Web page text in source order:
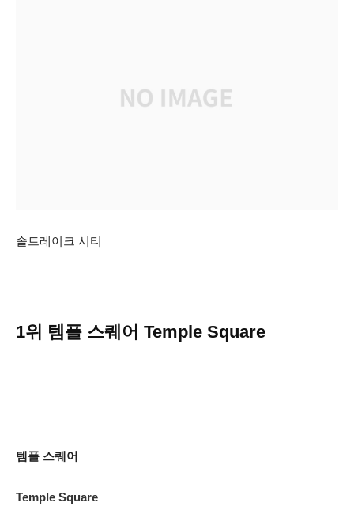
솔트레이크 시티
1위 템플 스퀘어 Temple Square
템플 스퀘어
Temple Square